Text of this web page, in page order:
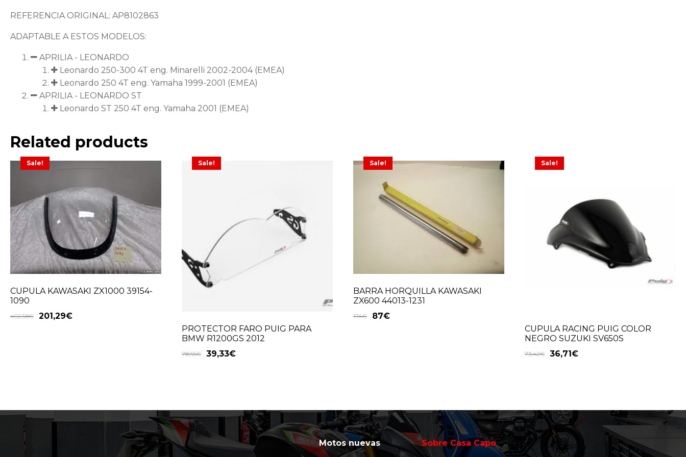
REFERENCIA ORIGINAL: AP8102863
ADAPTABLE A ESTOS MODELOS:
APRILIA - LEONARDO
Leonardo 250-300 4T eng. Minarelli 2002-2004 (EMEA)
Leonardo 250 4T eng. Yamaha 1999-2001 (EMEA)
APRILIA - LEONARDO ST
Leonardo ST 250 4T eng. Yamaha 2001 (EMEA)
Related products
Sale!
CUPULA KAWASAKI ZX1000 39154-
1090
402,58€ 201,29€
Sale!
PROTECTOR FARO PUIG PARA
BMW R1200GS 2012
78,65€ 39,33€
Sale!
BARRA HORQUILLA KAWASAKI
ZX600 44013-1231
174€ 87€
Sale!
CUPULA RACING PUIG COLOR
NEGRO SUZUKI SV650S
73,42€ 36,71€
Motos nuevas Sobre Casa Capo